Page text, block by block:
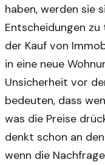
haben, werden sie
Entscheidungen
der Kauf von
in eine neue
Unsicherheit vor
bedeuten, dass
was die Preise
denkt schon an
wenn die